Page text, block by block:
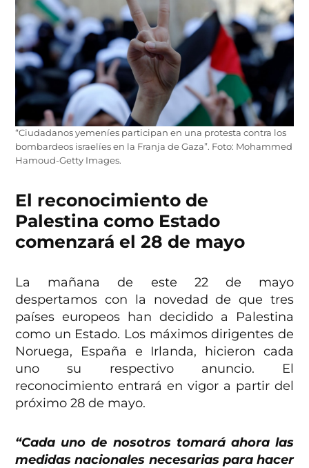
“Ciudadanos yemeníes participan en una protesta contra los
bombardeos israelíes en la Franja de Gaza”. Foto: Mohammed
Hamoud-Getty Images.
El reconocimiento de
Palestina como Estado
comenzará el 28 de mayo
La mañana de este 22 de mayo
despertamos con la novedad de que tres
países europeos han decidido a Palestina
como un Estado. Los máximos dirigentes de
Noruega, España e Irlanda, hicieron cada
uno su respectivo anuncio. El
reconocimiento entrará en vigor a partir del
próximo 28 de mayo.
“Cada uno de nosotros tomará ahora las
medidas nacionales necesarias para hacer